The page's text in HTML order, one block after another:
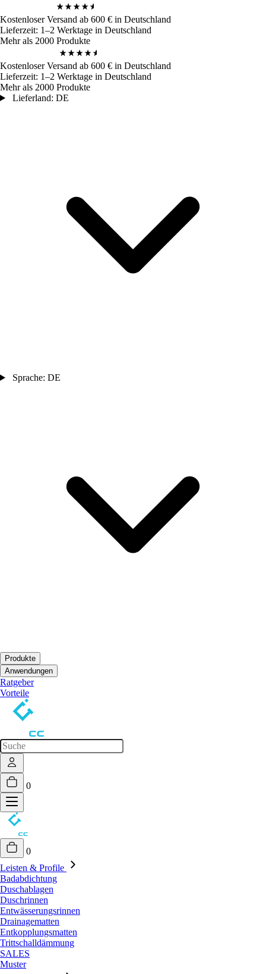
Kostenloser Versand ab 600 € in Deutschland
Lieferzeit: 1–2 Werktage in Deutschland
Mehr als 2000 Produkte
Kostenloser Versand ab 600 € in Deutschland
Lieferzeit: 1–2 Werktage in Deutschland
Mehr als 2000 Produkte
Lieferland: DE
Sprache: DE
Produkte
Untermenü öffnen
Anwendungen
Untermenü öffnen
Ratgeber
Vorteile
0
0
Leisten & Profile
Badabdichtung
Duschablagen
Duschrinnen
Entwässerungsrinnen
Drainagematten
Entkopplungsmatten
Trittschalldämmung
SALES
Muster